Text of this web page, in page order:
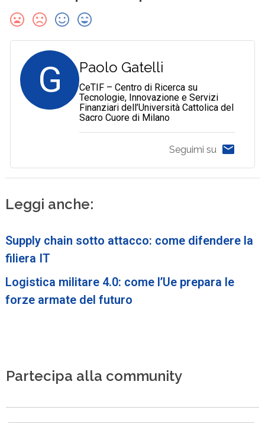
G Paolo Gatelli
CeTIF – Centro di Ricerca su
Tecnologie, Innovazione e Servizi
Finanziari dell’Università Cattolica del
Sacro Cuore di Milano
Seguimi su
Leggi anche:
Supply chain sotto attacco: come difendere la
filiera IT
Logistica militare 4.0: come l’Ue prepara le
forze armate del futuro
Partecipa alla community